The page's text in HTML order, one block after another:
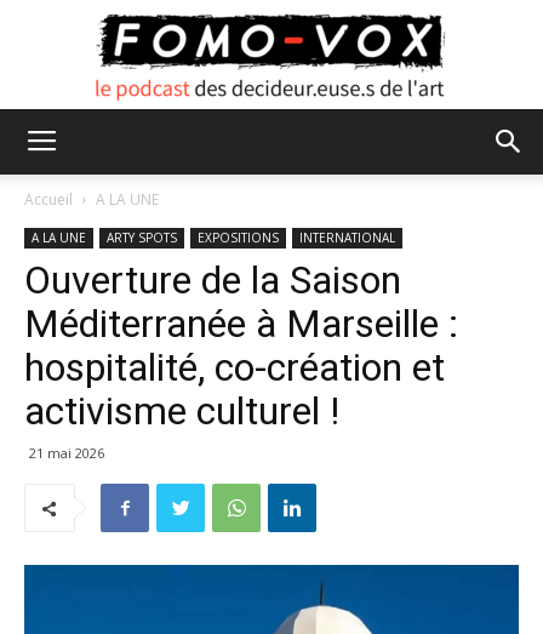
VOX
Accueil A LA UNE
A LA UNE ARTY SPOTS EXPOSITIONS INTERNATIONAL
Ouverture de la Saison
Méditerranée à Marseille :
hospitalité, co-création et
activisme culturel !
21 mai 2026